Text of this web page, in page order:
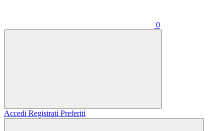
0
Accedi Registrati Preferiti